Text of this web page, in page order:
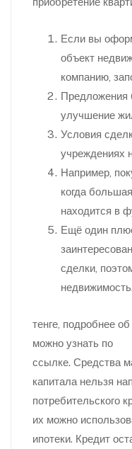
Если вы
объект
компанию,
Предложения
улучшение
Условия
учреждениях
Например,
когда
находится в
Ещё один
сделки,
недвижимость.
тенге, подробнее
можно узнать по
ссылке. Средства
капитала нельзя
потребительского
их можно
ипотеки. Кредит